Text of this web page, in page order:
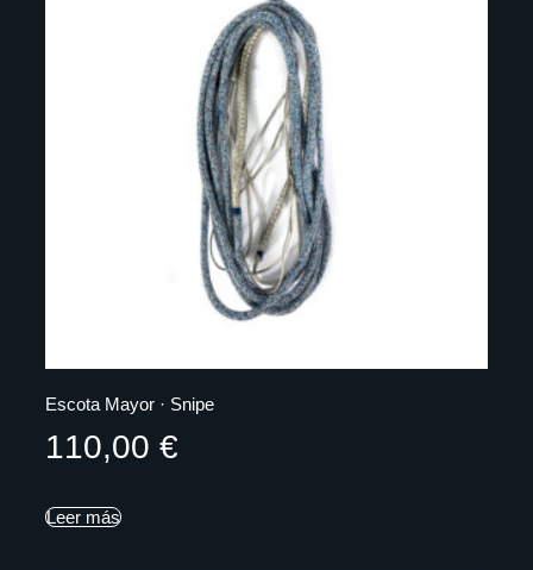
Escota Mayor · Snipe
110,00 €
Leer más